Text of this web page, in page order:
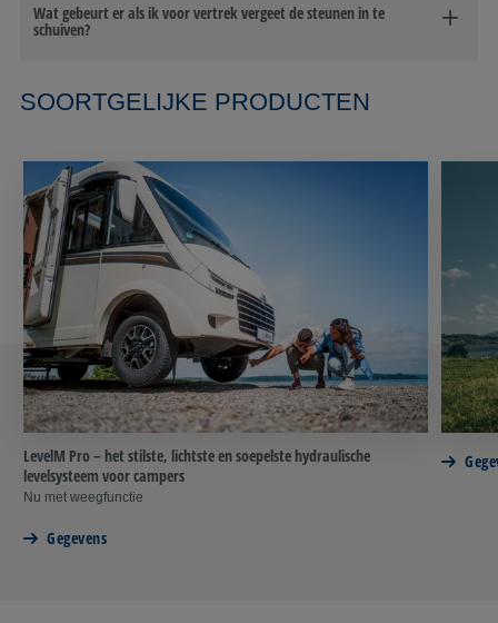
Wat gebeurt er als ik voor vertrek vergeet de steunen in te
schuiven?
SOORTGELIJKE PRODUCTEN
LevelM Pro – het stilste, lichtste en soepelste hydraulische
levelsysteem voor campers
Nu met weegfunctie
Gegevens